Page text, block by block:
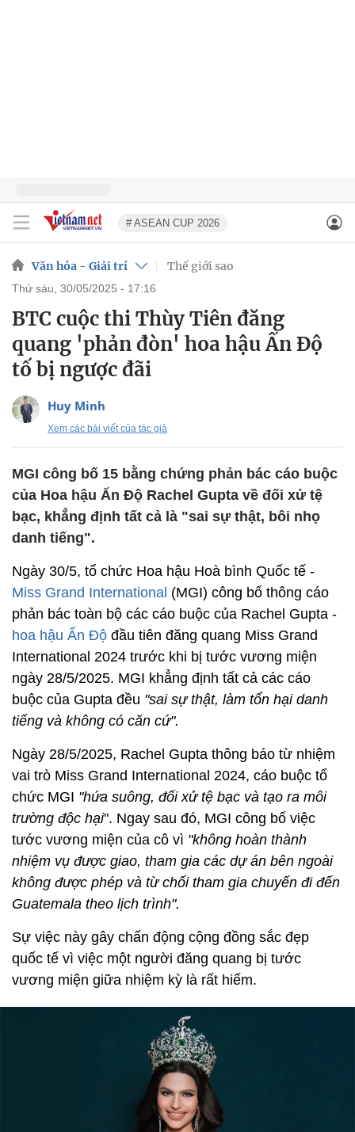
# ASEAN CUP 2026
Văn hóa - Giải trí Thế giới sao
thứ sáu, 30/05/2025 - 17:16
BTC cuộc thi Thùy Tiên đăng
quang 'phản đòn' hoa hậu Ấn Độ
tố bị ngược đãi
Huy Minh
Xem các bài viết của tác giả
MGI công bố 15 bằng chứng phản bác cáo buộc
của Hoa hậu Ấn Độ Rachel Gupta về đối xử tệ
bạc, khẳng định tất cả là "sai sự thật, bôi nhọ
danh tiếng".
Ngày 30/5, tổ chức Hoa hậu Hoà bình Quốc tế -
Miss Grand International (MGI) công bố thông cáo
phản bác toàn bộ các cáo buộc của Rachel Gupta -
hoa hậu Ấn Độ đầu tiên đăng quang Miss Grand
International 2024 trước khi bị tước vương miện
ngày 28/5/2025. MGI khẳng định tất cả các cáo
buộc của Gupta đều "sai sự thật, làm tổn hại danh
tiếng và không có căn cứ".
Ngày 28/5/2025, Rachel Gupta thông báo từ nhiệm
vai trò Miss Grand International 2024, cáo buộc tổ
chức MGI "hứa suông, đối xử tệ bạc và tạo ra môi
trường độc hại". Ngay sau đó, MGI công bố việc
tước vương miện của cô vì "không hoàn thành
nhiệm vụ được giao, tham gia các dự án bên ngoài
không được phép và từ chối tham gia chuyến đi đến
Guatemala theo lịch trình".
Sự việc này gây chấn động cộng đồng sắc đẹp
quốc tế vì việc một người đăng quang bị tước
vương miện giữa nhiệm kỳ là rất hiếm.